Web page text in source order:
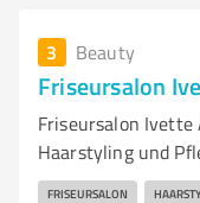
3 Beauty
Friseursalon
Friseursalon
Haarstyling und
FRISEURSALON